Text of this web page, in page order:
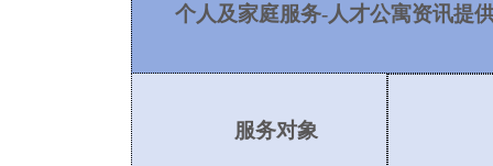
个人及家庭服务-人才公寓资讯提
服务对象